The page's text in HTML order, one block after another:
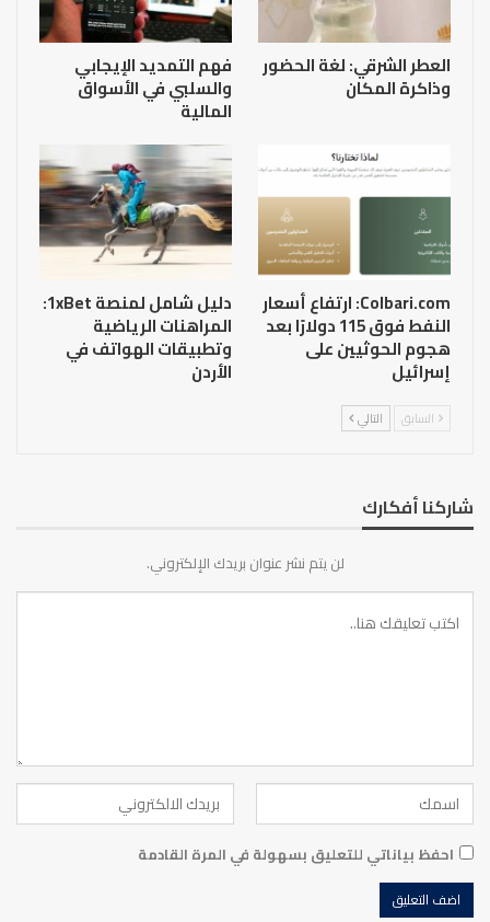
العطر الشرقي: لغة الحضور
وذاكرة المكان
فهم التمديد الإيجابي
والسلبي في الأسواق
المالية
Colbari.com: ارتفاع أسعار
النفط فوق 115 دولارًا بعد
هجوم الحوثيين على
إسرائيل
دليل شامل لمنصة 1xBet:
المراهنات الرياضية
وتطبيقات الهواتف في
الأردن
السابق التالي
شاركنا أفكارك
لن يتم نشر عنوان بريدك الإلكتروني.
احفظ بياناتي للتعليق بسهولة في المرة القادمة